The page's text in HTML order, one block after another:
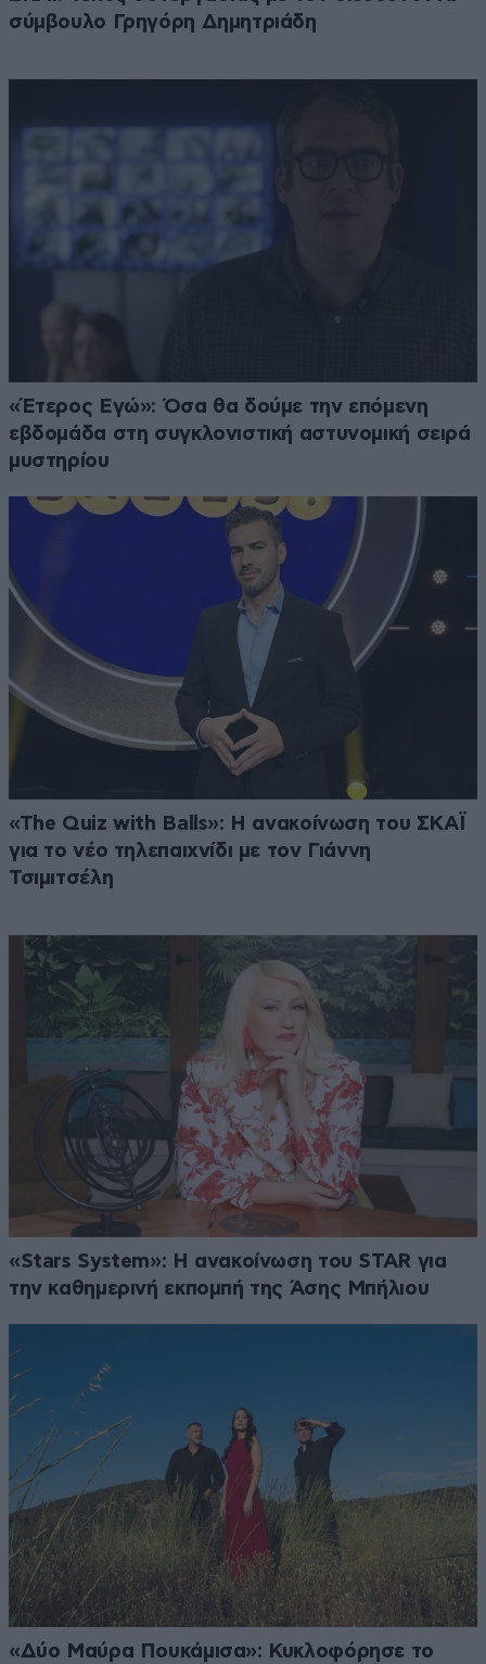
σύμβουλο Γρηγόρη Δημητριάδη
«Έτερος Εγώ»: Όσα θα δούμε την επόμενη
εβδομάδα στη συγκλονιστική αστυνομική σειρά
μυστηρίου
«The Quiz with Balls»: Η ανακοίνωση του ΣΚΑΪ
για το νέο τηλεπαιχνίδι με τον Γιάννη
Τσιμιτσέλη
«Stars System»: Η ανακοίνωση του STAR για
την καθημερινή εκπομπή της Άσης Μπήλιου
«Δύο Μαύρα Πουκάμισα»: Κυκλοφόρησε το